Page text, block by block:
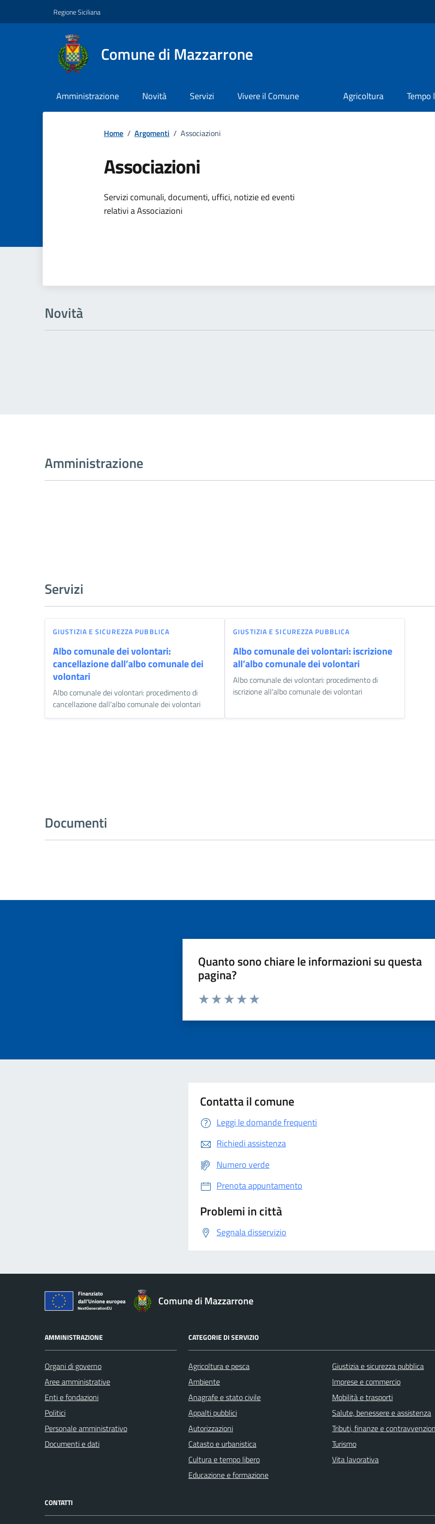
Regione Siciliana
Comune di Mazzarrone
Amministrazione Novità Servizi Vivere il Comune Agricoltura Tempo
Home / Argomenti / Associazioni
Associazioni
Dettagli dell'argomento
Servizi comunali, documenti, uffici, notizie ed eventi
relativi a Associazioni
Novità
Amministrazione
Servizi
GIUSTIZIA E SICUREZZA PUBBLICA
Albo comunale dei volontari:
cancellazione dall’albo comunale dei
volontari
Albo comunale dei volontari: procedimento di
cancellazione dall'albo comunale dei volontari
GIUSTIZIA E SICUREZZA PUBBLICA
Albo comunale dei volontari: iscrizione
all’albo comunale dei volontari
Albo comunale dei volontari: procedimento di
iscrizione all'albo comunale dei volontari
Documenti
Quanto sono chiare le informazioni su questa
pagina?
Contatta il comune
Leggi le domande frequenti
Richiedi assistenza
Numero verde
Prenota appuntamento
Problemi in città
Segnala disservizio
Comune di Mazzarrone
AMMINISTRAZIONE
Organi di governo
Aree amministrative
Enti e fondazioni
Politici
Personale amministrativo
Documenti e dati
CATEGORIE DI SERVIZIO
Agricoltura e pesca
Ambiente
Anagrafe e stato civile
Appalti pubblici
Autorizzazioni
Catasto e urbanistica
Cultura e tempo libero
Educazione e formazione
Giustizia e sicurezza pubblica
Imprese e commercio
Mobilità e trasporti
Salute, benessere e assistenza
Tributi, finanze e
Turismo
Vita lavorativa
CONTATTI